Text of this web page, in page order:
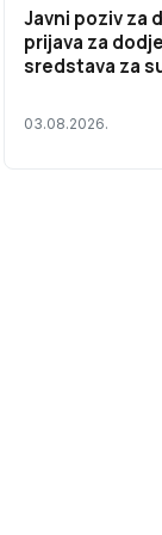
Javni poziv za
prijava za
sredstava za
zajednica za
03.08.2026.